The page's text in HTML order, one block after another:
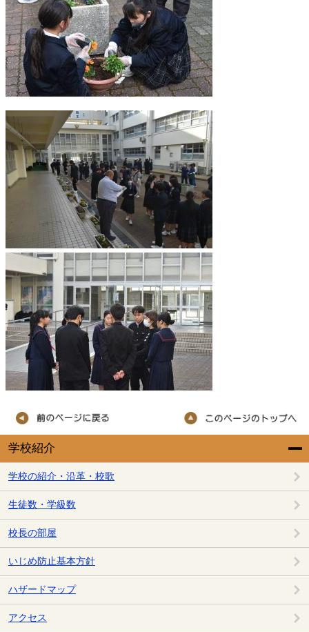
学校紹介
学校の紹介・沿革・校歌
生徒数・学級数
校長の部屋
いじめ防止基本方針
ハザードマップ
アクセス